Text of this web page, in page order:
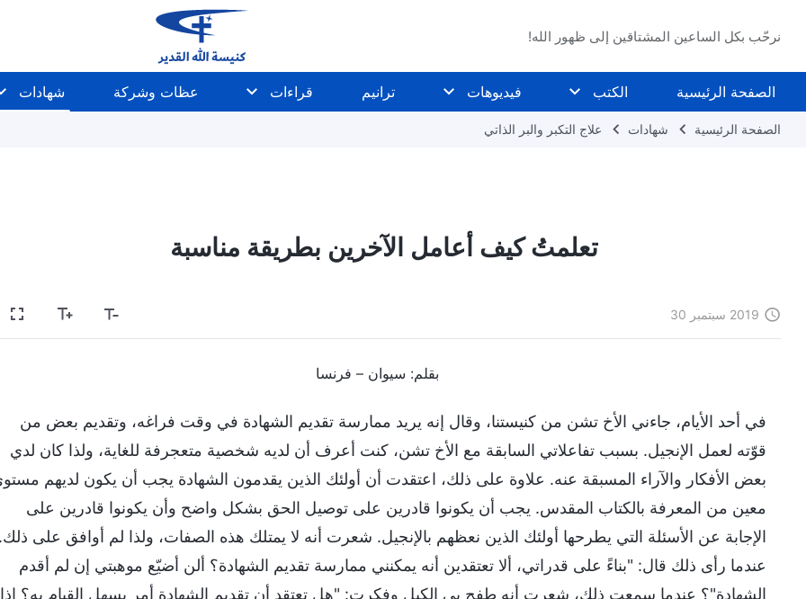
نرحّب بكل الساعين المشتاقين إلى ظهور الله!
الصفحة الرئيسية الكتب فيديوهات ترانيم قراءات عظات وشركة شهادات
الصفحة الرئيسية شهادات علاج التكبر والبر الذاتي
تعلمتُ كيف أعامل الآخرين بطريقة مناسبة
2019 سبتمبر 30
بقلم: سيوان – فرنسا
في أحد الأيام، جاءني الأخ تشن من كنيستنا، وقال إنه يريد ممارسة تقديم الشهادة في وقت فراغه، وتقديم بعض من
قوّته لعمل الإنجيل. بسبب تفاعلاتي السابقة مع الأخ تشن، كنت أعرف أن لديه شخصية متعجرفة للغاية، ولذا كان لدي
بعض الأفكار والآراء المسبقة عنه. علاوة على ذلك، اعتقدت أن أولئك الذين يقدمون الشهادة يجب أن يكون لديهم
معين من المعرفة بالكتاب المقدس. يجب أن يكونوا قادرين على توصيل الحق بشكل واضح وأن يكونوا قادرين على
الإجابة عن الأسئلة التي يطرحها أولئك الذين نعظهم بالإنجيل. شعرت أنه لا يمتلك هذه الصفات، ولذا لم أوافق على
عندما رأى ذلك قال: "بناءً على قدراتي، ألا تعتقدين أنه يمكنني ممارسة تقديم الشهادة؟ ألن أضيّع موهبتي إن لم أقدم
الشهادة"؟ عندما سمعت ذلك، شعرت أنه طفح بي الكيل وفكرت: "هل تعتقد أن تقديم الشهادة أمر يسهل القيام به؟ إذا